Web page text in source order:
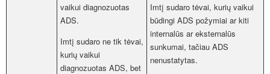
vaikui diagnozuotas
ADS.
Imtį sudaro ne tik tėvai,
kurių vaikui
diagnozuotas ADS, bet
Imtį sudaro tėvai, kurių vaikui
būdingi ADS požymiai ar kiti
internalūs ar eksternalūs
sunkumai, tačiau ADS
nenustatytas.